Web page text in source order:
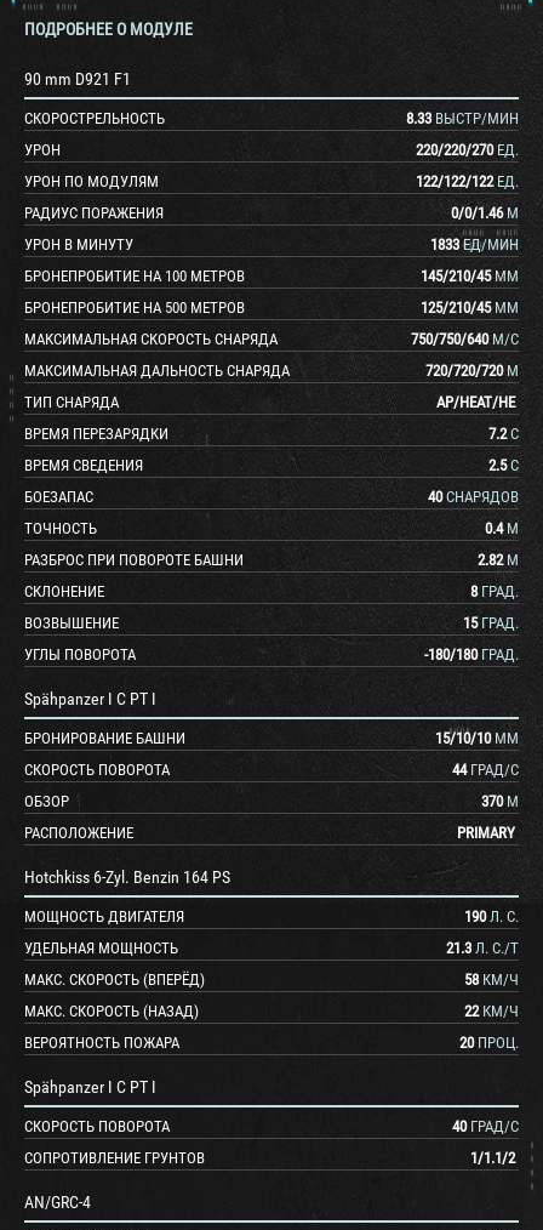
ПОДРОБНЕЕ О МОДУЛЕ
90 mm D921 F1
СКОРОСТРЕЛЬНОСТЬ 8.33 ВЫСТР/МИН
УРОН
220/220/270 ЕД.
УРОН ПО МОДУЛЯМ
122/122/122 ЕД.
РАДИУС ПОРАЖЕНИЯ
0/0/1.46 М
УРОН В МИНУТУ
1833 ЕД/МИН
БРОНЕПРОБИТИЕ НА 100 МЕТРОВ
145/210/45 ММ
БРОНЕПРОБИТИЕ НА 500 МЕТРОВ
125/210/45 ММ
МАКСИМАЛЬНАЯ СКОРОСТЬ СНАРЯДА
750/750/640 М/С
МАКСИМАЛЬНАЯ ДАЛЬНОСТЬ СНАРЯДА
720/720/720 М
ТИП СНАРЯДА
AP/HEAT/HE
ВРЕМЯ ПЕРЕЗАРЯДКИ
7.2 С
ВРЕМЯ СВЕДЕНИЯ
2.5 С
БОЕЗАПАС
40 СНАРЯДОВ
ТОЧНОСТЬ
0.4 М
РАЗБРОС ПРИ ПОВОРОТЕ БАШНИ
2.82 М
СКЛОНЕНИЕ
8 ГРАД.
ВОЗВЫШЕНИЕ
15 ГРАД.
УГЛЫ ПОВОРОТА
-180/180 ГРАД.
Spähpanzer I C PT I
БРОНИРОВАНИЕ БАШНИ 15/10/10 ММ
СКОРОСТЬ ПОВОРОТА
44 ГРАД/С
ОБЗОР
370 М
РАСПОЛОЖЕНИЕ
PRIMARY
Hotchkiss 6-Zyl. Benzin 164 PS
МОЩНОСТЬ ДВИГАТЕЛЯ 190 Л. С.
УДЕЛЬНАЯ МОЩНОСТЬ
21.3 Л. С./Т
МАКС. СКОРОСТЬ (ВПЕРЁД)
58 КМ/Ч
МАКС. СКОРОСТЬ (НАЗАД)
22 КМ/Ч
ВЕРОЯТНОСТЬ ПОЖАРА
20 ПРОЦ.
Spähpanzer I C PT I
СКОРОСТЬ ПОВОРОТА 40 ГРАД/С
СОПРОТИВЛЕНИЕ ГРУНТОВ
1/1.1/2
AN/GRC-4